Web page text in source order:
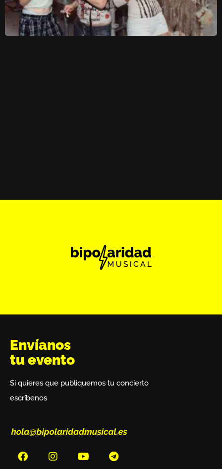
Envíanos
tu evento
Si quieres que publiquemos tu concierto
escríbenos